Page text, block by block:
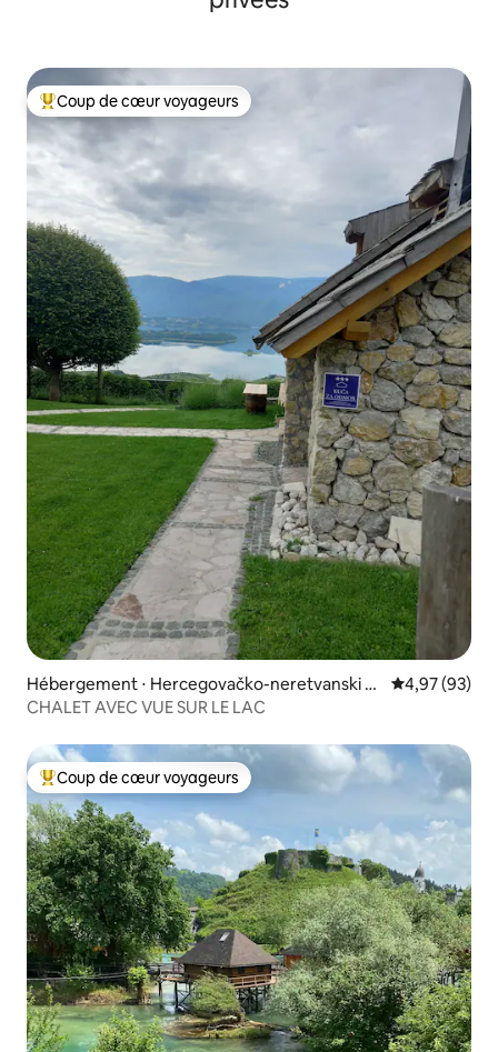
Coups de cœur voyageurs les plus appréciés
Coup de cœur voyageurs
Hébergement ⋅ Hercegovačko-neretvanski ka
nton
Évaluation
4,97 (93)
CHALET AVEC VUE SUR LE LAC
Coups de cœur voyageurs les plus appréciés
Coup de cœur voyageurs